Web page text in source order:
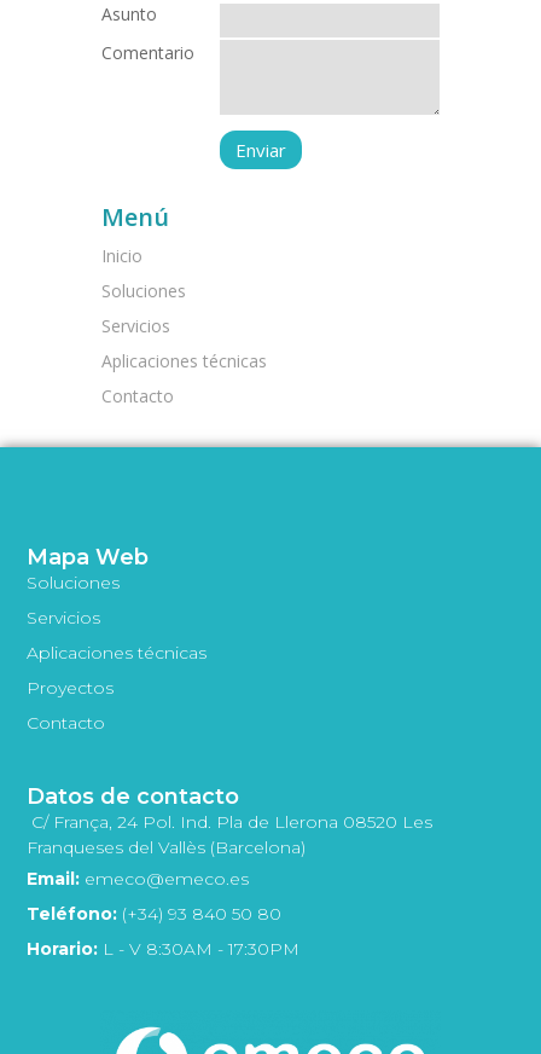
Asunto
Comentario
Menú
Inicio
Soluciones
Servicios
Aplicaciones técnicas
Contacto
Mapa Web
Soluciones
Servicios
Aplicaciones técnicas
Proyectos
Contacto
Datos de contacto
C/ França, 24 Pol. Ind. Pla de Llerona 08520 Les
Franqueses del Vallès (Barcelona)
Email: emeco@emeco.es
Teléfono: (+34) 93 840 50 80
Horario: L - V 8:30AM - 17:30PM